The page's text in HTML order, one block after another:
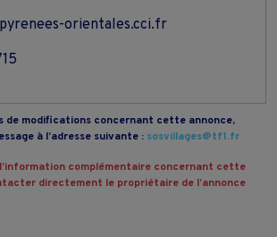
orientales.cci.fr
de modifications concernant cette annonce,
à l’adresse suivante : sosvillages@tf1.fr
complémentaire concernant cette
directement le propriétaire de l’annonce